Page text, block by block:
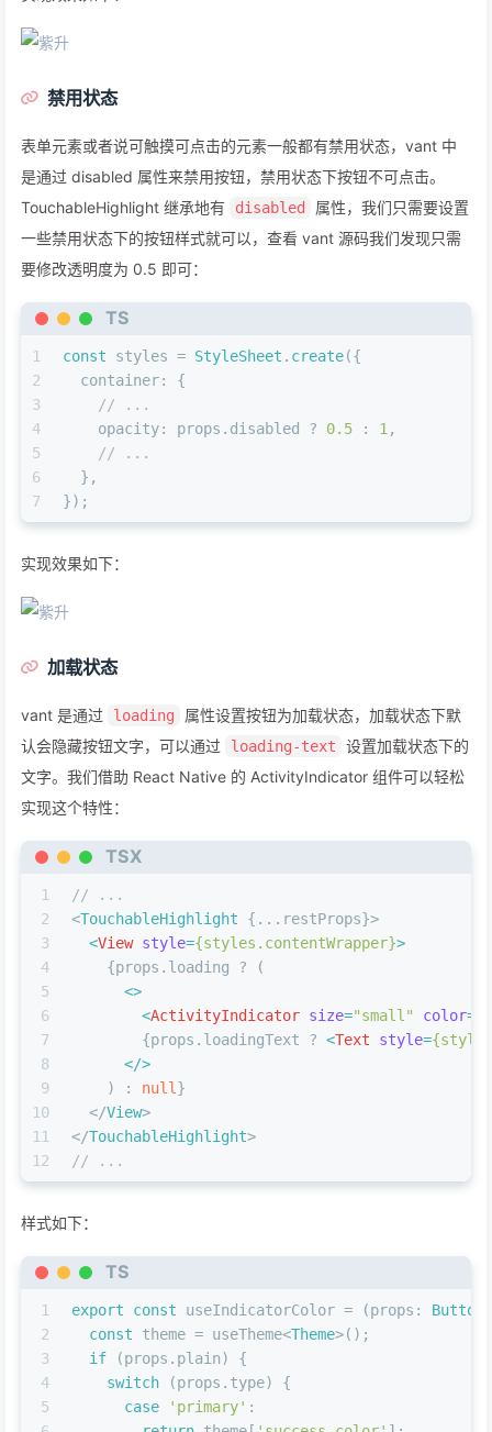
禁用状态
表单元素或者说可触摸可点击的元素一般都有禁用状态，vant 中
是通过 disabled 属性来禁用按钮，禁用状态下按钮不可点击。
TouchableHighlight 继承地有
disabled
属性，我们只需要设置
一些禁用状态下的按钮样式就可以，查看 vant 源码我们发现只需
要修改透明度为 0.5 即可：
TS
1
2
3
4
5
6
7
const styles = StyleSheet . create({
container: {
// ...
opacity: props. disabled ? 0.5 : 1 ,
// ...
  },
});
实现效果如下：
加载状态
vant 是通过 loading
属性设置按钮为加载状态，加载状态下默
认会隐藏按钮文字，可以通过
loading-text
设置加载状态下的
文字。我们借助 React Native 的 ActivityIndicator 组件可以轻松
实现这个特性：
TSX
1
2
3
4
5
6
7
8
9
10
11
12
// ...
<TouchableHighlight {...restProps}>
<View style={styles.contentWrapper}>
    {props.loading ? (
<>
<ActivityIndicator size="small" color=
        {props.loadingText ?
<Text style=
</>
    ) :
null }
  </
View>
</TouchableHighlight>
// ...
样式如下：
TS
1
2
3
4
5
export const useIndicatorColor = (props :
const theme = useTheme<Theme>();
if (props. plain) {
switch (props. type) {
case
'primary' :